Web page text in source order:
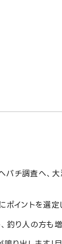
チ調査へ、
イントを選定
釣り人の方も増